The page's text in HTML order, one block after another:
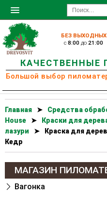
БЕЗ ВЫХОДНЫХ
c8:00 до21:00
КАЧЕСТВЕННЫЕ
Большой выбор
Главная ➤
Cредства
House
➤
Краски для
лазури
➤
Краска для
Кедр
МАГАЗИН
Вагонка